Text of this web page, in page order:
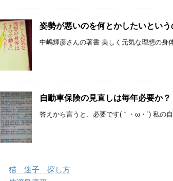
姿勢が悪いのを何とかしたいとい
中嶋輝彦さんの著書 美しく元気な理想の身
自動車保険の見直しは毎年必要か？
答えから言うと、必要です(｀・ω・´) 私の
猫 迷子 探し方